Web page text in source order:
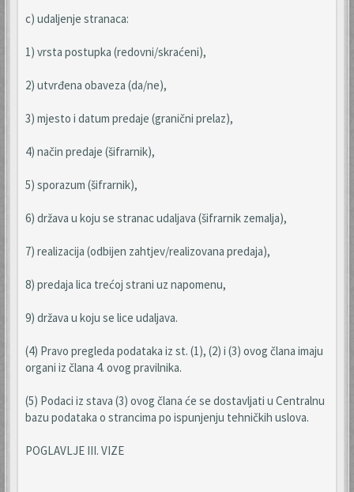
c) udaljenje stranaca:
1) vrsta postupka (redovni/skraćeni),
2) utvrđena obaveza (da/ne),
3) mjesto i datum predaje (granični prelaz),
4) način predaje (šifrarnik),
5) sporazum (šifrarnik),
6) država u koju se stranac udaljava (šifrarnik zemalja),
7) realizacija (odbijen zahtjev/realizovana predaja),
8) predaja lica trećoj strani uz napomenu,
9) država u koju se lice udaljava.
(4) Pravo pregleda podataka iz st. (1), (2) i (3) ovog člana imaju
organi iz člana 4. ovog pravilnika.
(5) Podaci iz stava (3) ovog člana će se dostavljati u Centralnu
bazu podataka o strancima po ispunjenju tehničkih uslova.
POGLAVLJE III. VIZE